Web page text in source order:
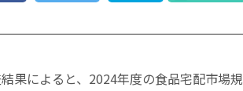
果によると、2024年度の食品宅配市場規